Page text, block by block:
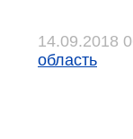
14.09.2018
область